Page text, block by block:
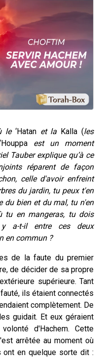
pour étudier en groupe sur Zoom
son Maasser
3 personnes viennent de nous rejoindre sur WhatsApp
faire un don pour Événements Torah-Box
le ‘Hatan et la Kalla (les
‘Houppa est un moment
Tauber explique qu’à ce
réparent de façon
celle d'avoir enfreint
du jardin, tu peux t'en
du bien et du mal, tu n'en
tu en mangeras, tu dois
a-t-il entre ces deux
en commun ?
de la faute du premier
de décider de sa propre
supérieure. Tant
ils étaient connectés
complètement. De
guidait. Et eux géraient
d'Hachem. Cette
arrêtée au moment où
en quelque sorte dit :